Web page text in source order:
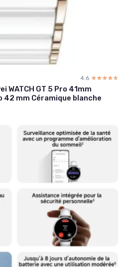
4.6 ☆☆☆☆☆
★★★★★
WATCH GT 5 Pro 41mm
42 mm Céramique blanche